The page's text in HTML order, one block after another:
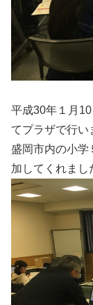
平成30年１月
てプラザで行い
盛岡市内の小学
加してくれまし